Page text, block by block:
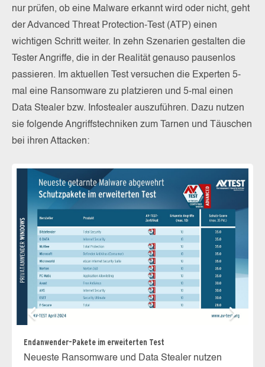
nur prüfen, ob eine Malware erkannt wird oder nicht, geht
der Advanced Threat Protection-Test (ATP) einen
wichtigen Schritt weiter. In zehn Szenarien gestalten die
Tester Angriffe, die in der Realität genauso pausenlos
passieren. Im aktuellen Test versuchen die Experten 5-
mal eine Ransomware zu platzieren und 5-mal einen
Data Stealer bzw. Infostealer auszuführen. Dazu nutzen
sie folgende Angriffstechniken zum Tarnen und Täuschen
bei ihren Attacken:
Endanwender-Pakete im erweiterten Test
Neueste Ransomware und Data Stealer nutzen